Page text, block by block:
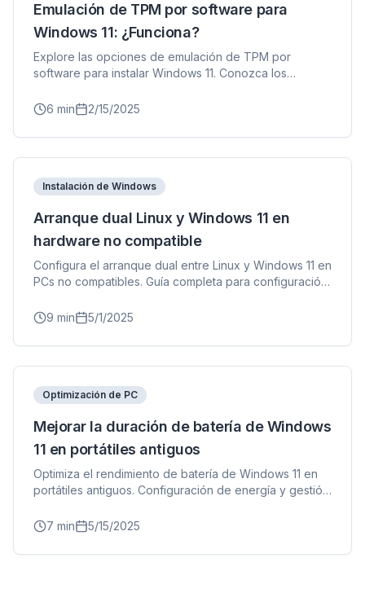
Emulación de TPM por software para
Windows 11: ¿Funciona?
Explore las opciones de emulación de TPM por
software para instalar Windows 11. Conozca los
6 min 2/15/2025
Instalación de Windows
Arranque dual Linux y Windows 11 en
hardware no compatible
Configura el arranque dual entre Linux y Windows 11 en
PCs no compatibles. Guía completa para configuración
problemas.
9 min 5/1/2025
Optimización de PC
Mejorar la duración de batería de Windows
11 en portátiles antiguos
Optimiza el rendimiento de batería de Windows 11 en
portátiles antiguos. Configuración de energía y gestión
7 min 5/15/2025